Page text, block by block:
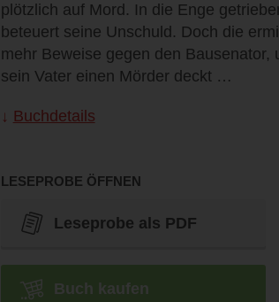
plötzlich auf Mord. In die Enge
beteuert seine Unschuld. Doch die
mehr Beweise gegen den Bausenator,
sein Vater einen Mörder deckt …
Buchdetails
LESEPROBE ÖFFNEN
Leseprobe als PDF
Buch kaufen